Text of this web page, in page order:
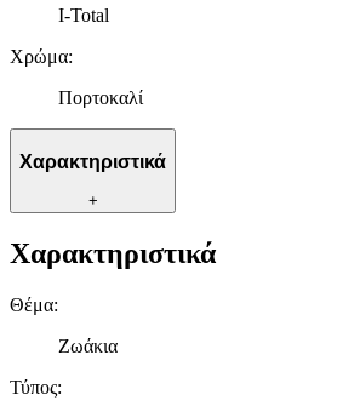
I-Total
Χρώμα:
Πορτοκαλί
Χαρακτηριστικά
+
Χαρακτηριστικά
Θέμα:
Ζωάκια
Τύπος: